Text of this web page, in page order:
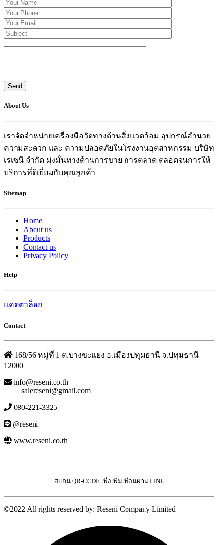
About Us
เราจัดจำหน่ายเครื่องมือวัดทางด้านสิ่งแวดล้อม อุปกรณ์อำนวย
ความสะดวก และ ความปลอดภัยในโรงงานอุตสาหกรรม บริษัท
เรเซนี จำกัด มุ่งมั่นทางด้านการขาย การตลาด ตลอดจนการให้
บริการที่ดีเยี่ยมกับคุณลูกค้า
Sitemap
Home
About us
Products
Contact us
Privacy Policy
Help
แคตตาล็อก
Contact
168/56 หมู่ที่ 1 ต.บางขะแยง อ.เมืองปทุมธานี จ.ปทุมธานี
12000
info@reseni.co.th
salereseni@gmail.com
080-221-3325
@reseni
www.reseni.co.th
สแกน QR-CODE เพื่อเพิ่มเพื่อนผ่าน LINE
©2022 All rights reserved by: Reseni Company Limited